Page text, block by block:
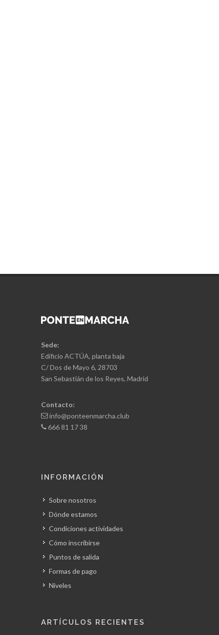
Sede:
Edificio ACTÚA, planta baja
C/ Dos de Mayo 6, 28703
San Sebastián de los Reyes, Madrid
Contacto:
info@ponteenmarcha.club
666 81 17 38
INFORMACIÓN
Sobre nosotros
Dónde estamos
Condiciones actividades
Cómo inscribirse
Puntos de salida
Formas de pago
Niveles
ARTÍCULOS RECIENTES